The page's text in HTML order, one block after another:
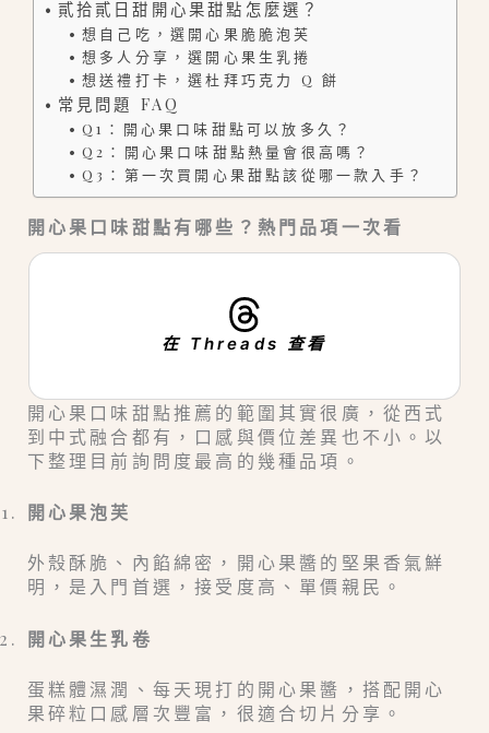
貳拾貳日甜開心果甜點怎麼選？
想自己吃，選開心果脆脆泡芙
想多人分享，選開心果生乳捲
想送禮打卡，選杜拜巧克力 Q 餅
常見問題 FAQ
Q1：開心果口味甜點可以放多久？
Q2：開心果口味甜點熱量會很高嗎？
Q3：第一次買開心果甜點該從哪一款入手？
開心果口味甜點有哪些？熱門品項一次看
在 Threads 查看
開心果口味甜點推薦的範圍其實很廣，從西式
到中式融合都有，口感與價位差異也不小。以
下整理目前詢問度最高的幾種品項。
開心果泡芙
外殼酥脆、內餡綿密，開心果醬的堅果香氣鮮
明，是入門首選，接受度高、單價親民。
開心果生乳卷
蛋糕體濕潤、每天現打的開心果醬，搭配開心
果碎粒口感層次豐富，很適合切片分享。